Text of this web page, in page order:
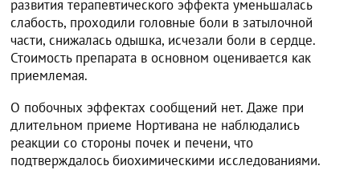
развития терапевтического эффекта уменьшалась
слабость, проходили головные боли в затылочной
части, снижалась одышка, исчезали боли в сердце.
Стоимость препарата в основном оценивается как
приемлемая.
О побочных эффектах сообщений нет. Даже при
длительном приеме Нортивана не наблюдались
реакции со стороны почек и печени, что
подтверждалось биохимическими исследованиями.